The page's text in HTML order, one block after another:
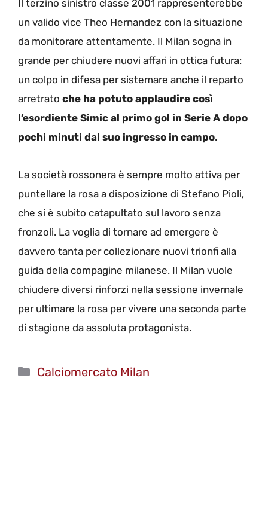
Il terzino sinistro classe 2001 rappresenterebbe
un valido vice Theo Hernandez con la situazione
da monitorare attentamente. Il Milan sogna in
grande per chiudere nuovi affari in ottica futura:
un colpo in difesa per sistemare anche il reparto
arretrato che ha potuto applaudire così
l’esordiente Simic al primo gol in Serie A dopo
pochi minuti dal suo ingresso in campo.
La società rossonera è sempre molto attiva per
puntellare la rosa a disposizione di Stefano Pioli,
che si è subito catapultato sul lavoro senza
fronzoli. La voglia di tornare ad emergere è
davvero tanta per collezionare nuovi trionfi alla
guida della compagine milanese. Il Milan vuole
chiudere diversi rinforzi nella sessione invernale
per ultimare la rosa per vivere una seconda parte
di stagione da assoluta protagonista.
Categorie
Calciomercato Milan